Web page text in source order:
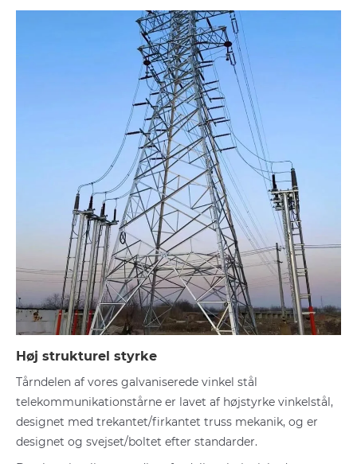
Høj strukturel styrke
Tårndelen af vores galvaniserede vinkel stål
telekommunikationstårne er lavet af højstyrke vinkelstål,
designet med trekantet/firkantet truss mekanik, og er
designet og svejset/boltet efter standarder.